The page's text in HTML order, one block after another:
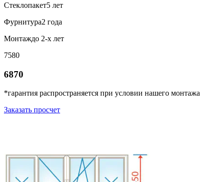
Стеклопакет5 лет
Фурнитура2 года
Монтаждо 2-х лет
7580
6870
*гарантия распространяется при условии нашего монтажа
Заказать просчет